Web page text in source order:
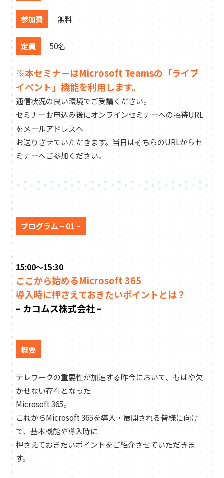
参加費 無料
定員 50名
※本セミナーはMicrosoft Teamsの「ライブ
イベント」機能を利用します。
通信状況の良い環境でご受講ください。
セミナーお申込み後にオンラインセミナーへの招待URL
をメールアドレスへ
お送りさせていただきます。当日はそちらのURLからセ
ミナーへご参加ください。
プログラム – 01 –
15:00～15:30
ここから始めるMicrosoft 365
導入時に押さえておきたいポイントとは？
– カコムス株式会社 –
概要
テレワークの重要性が加速する昨今において、もはや欠
かせない存在となった
Microsoft 365。
これからMicrosoft 365を導入・展開される皆様に向け
て、基本機能や導入時に
押さえておきたいポイントをご紹介させていただきま
す。